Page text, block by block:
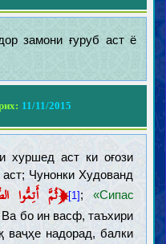
замони ғуруб аст ё
11/11/2015
хуршед аст ки оғози
Чунонки Худованд
﴿ثُمَّ أَتِمُّوا [1] ; «Сипас
бо ин васф, таъхири
ваҷҳе надорад, балки